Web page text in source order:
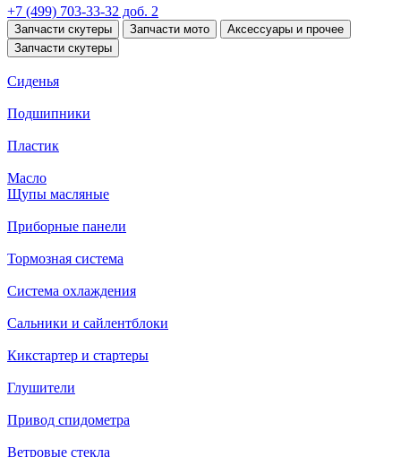
+7 (499) 703-33-32 доб. 2
Запчасти скутеры Запчасти мото
Аксессуары и прочее
Запчасти скутеры
Сиденья
Подшипники
Пластик
Масло
Щупы масляные
Приборные панели
Тормозная система
Система охлаждения
Сальники и сайлентблоки
Кикстартер и стартеры
Глушители
Привод спидометра
Ветровые стекла